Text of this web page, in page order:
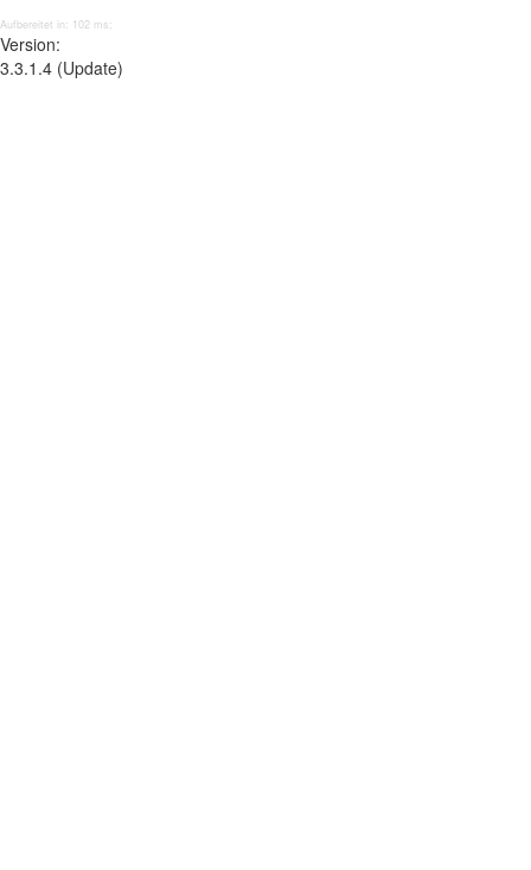
Aufbereitet in: 102 ms;
Version:
3.3.1.4 (Update)